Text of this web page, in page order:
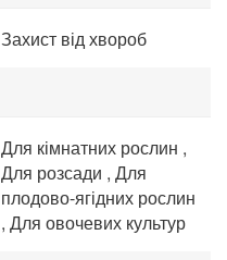
Захист від хвороб
Для кімнатних рослин ,
Для розсади , Для
плодово-ягідних рослин
, Для овочевих культур